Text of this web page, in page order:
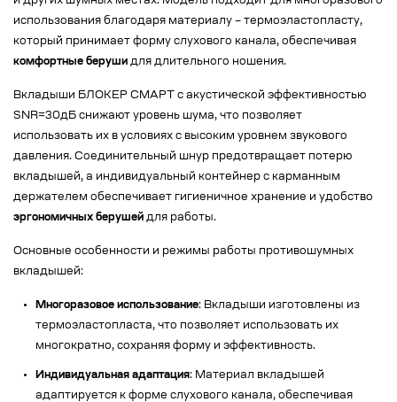
использования благодаря материалу – термоэластопласту,
который принимает форму слухового канала, обеспечивая
комфортные беруши для длительного ношения.
Вкладыши БЛОКЕР СМАРТ с акустической эффективностью
SNR=30дБ снижают уровень шума, что позволяет
использовать их в условиях с высоким уровнем звукового
давления. Соединительный шнур предотвращает потерю
вкладышей, а индивидуальный контейнер с карманным
держателем обеспечивает гигиеничное хранение и удобство
эргономичных берушей для работы.
Основные особенности и режимы работы противошумных
вкладышей:
Многоразовое использование: Вкладыши изготовлены из
термоэластопласта, что позволяет использовать их
многократно, сохраняя форму и эффективность.
Индивидуальная адаптация: Материал вкладышей
адаптируется к форме слухового канала, обеспечивая